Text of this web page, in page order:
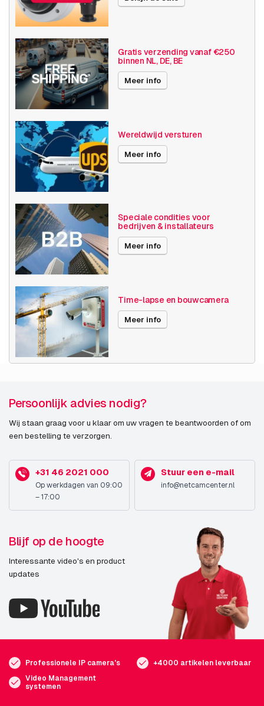
Camera
eigenschappen
Buiten camera
Basis functionaliteit
Invoer / uitvoer
SD opslag
Resolutie ≤ 720p (1MP)
Axis Series
Power over Ethernet 30W
Maximale Beeldhoek 11° -30°
Videocompressie
MJPEG
Thermische camera
eigenschappen
Box
≥ 30 fps
Gratis verzending vanaf €250
binnen NL, DE, BE
Meer info
Wereldwijd versturen
Meer info
Speciale condities voor
bedrijven & installateurs
Meer info
Time-lapse en bouwcamera
Meer info
Persoonlijk advies nodig?
Wij staan graag voor u klaar om uw vragen te beantwoorden of om
een bestelling te verzorgen.
+31 46 2021 000
Op werkdagen van 09:00
– 17:00
Stuur een e-mail
info@netcamcenter.nl
Blijf op de hoogte
Interessante video's en product
updates
Professionele IP camera's
+4000 artikelen leverbaar
Video Management
systemen